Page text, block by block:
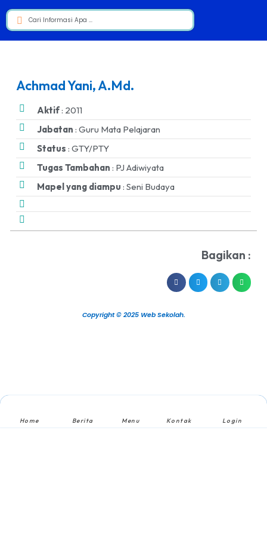
Achmad Yani, A.Md.
Aktif: 2011
Jabatan : Guru Mata Pelajaran
Status : GTY/PTY
Tugas Tambahan : PJ Adiwiyata
Mapel yang diampu : Seni Budaya
Bagikan :
Copyright © 2025 Web Sekolah.
Home Berita Menu Kontak Login